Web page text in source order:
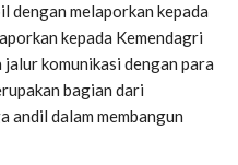
dengan melaporkan kepada
kepada Kemendagri
jalur komunikasi dengan para
bagian dari
andil dalam membangun